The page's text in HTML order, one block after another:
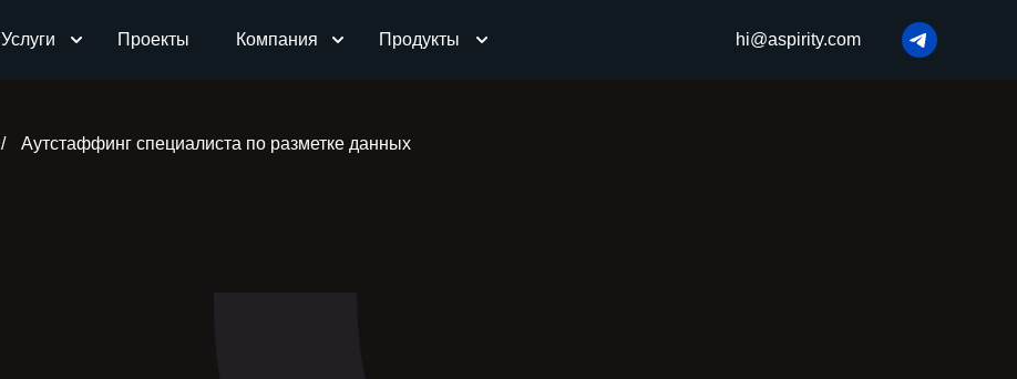
hi@aspirity.com
Услуги Проекты Компания Продукты
/ Аутстаффинг специалиста по разметке данных